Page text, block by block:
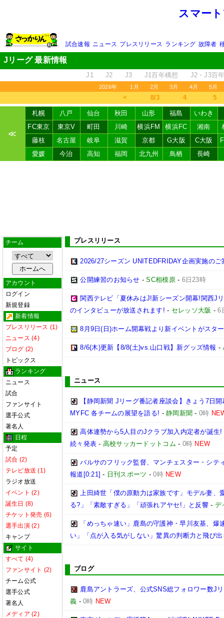
スマー
試合速報 ニュース プレスリリース ランキング 故障者
Jリーグ 最新情報
J1 J2 J3 J1百年構想 J2・J3百
2026年 1月 2月 3月 4月 5月
＜ 8/3 4 5
≪
札幌 八戸 仙台 秋田 山形 福島
いわき
FC東京
東京V 町田 川崎 横浜FM 横浜FC 湘南
藤枝
名古屋 岐阜 滋賀 京都 G大阪 C大阪
愛媛
今治 高知 福岡 北九州 鳥栖 長崎
チーム
アカウント
ログイン
新規登録
新着情報
プレスリリース (1)
ニュース (4)
ブログ (2)
トピックス
ランキング
ニュース
試合
ファンサイト
選手公式
著名人
日程
予定
試合 (2)
テレビ放送 (1)
ラジオ放送
イベント (2)
誕生日 (8)
チケット発売 (6)
選手出演 (2)
キャンプ
サイト
すべて (4)
ファンサイト (2)
チーム公式
選手公式
著名人
メディア (2)
プレスリリース
2026/27シーズン UNITEDFRIDAY企画実施のご
公開練習のお知らせ -SC相模原- 6日23時
関西テレビ「夏休みはJ!新シーズン開幕!関西J
のインタビューが放送されます! - セレッソ大阪 -6
8月9日(日)ホーム開幕戦より新イベントがスタ
8/6(木)更新【8/8(土)vs.山口戦】新グッズ情報 -
ニュース
【静岡新聞 Jリーグ番記者座談会】きょう7日
MYFC 各チームの展望を語る! -静岡新聞 - 0時
高体連勢から5人目のJクラブ加入内定者が誕
続々発表 - 高校サッカードットコム - 0時 NEW
バルサのフリック監督、マンチェスター・シテ
報道[0:21] - 日刊スポーツ -0時 NEW
上田綺世「僕の原動力は家族です」モデル妻
る?」「素敵すぎる」「頑張れアヤセ!」と反響- デ
「めっちゃ速い」鹿島の守護神・早川友基、
い」「点が入る気がしない」驚異の判断力と飛び
ブログ
鹿島アントラーズ、公式SNS総フォロワー数J
義 -0時 NEW